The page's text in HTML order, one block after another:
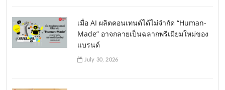
เมื่อ AI ผลิตคอนเทนต์ได้ไม่จำกัด “Human-
Made” อาจกลายเป็นฉลากพรีเมียมใหม่ของ
แบรนด์
July 30, 2026